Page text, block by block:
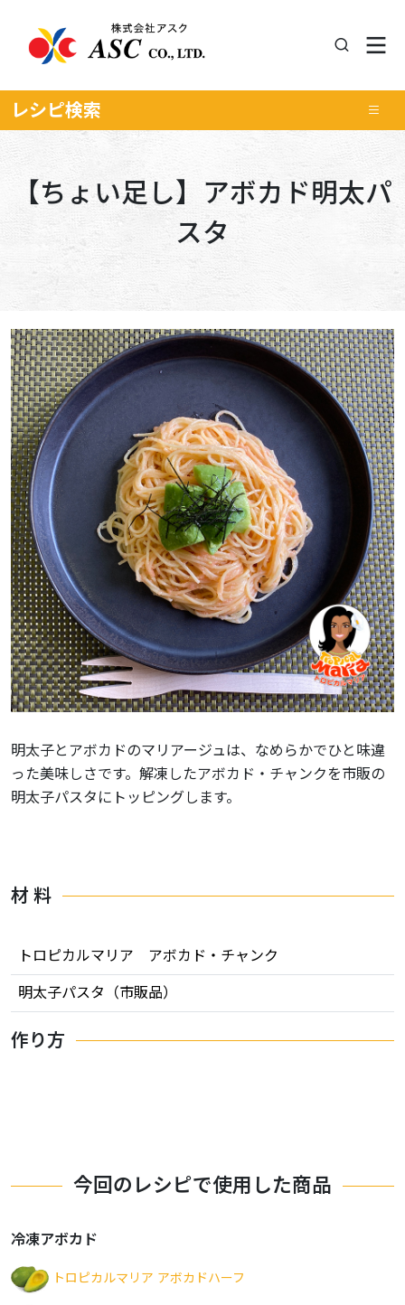
レシピ検索
【ちょい足し】アボカド明太パ
スタ
明太子とアボカドのマリアージュは、なめらかでひと味違
った美味しさです。解凍したアボカド・チャンクを市販の
明太子パスタにトッピングします。
材 料
トロピカルマリア アボカド・チャンク
明太子パスタ（市販品）
作り方
今回のレシピで使用した商品
冷凍アボカド
トロピカルマリア アボカドハーフ